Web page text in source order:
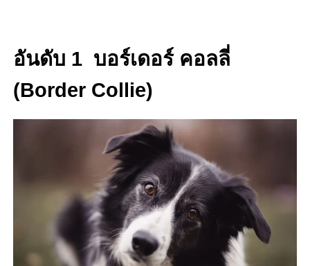
อันดับ 1 บอร์เดอร์ คอลลี่
(Border Collie)